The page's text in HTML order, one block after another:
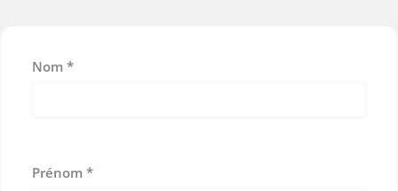
Nom *
Prénom *